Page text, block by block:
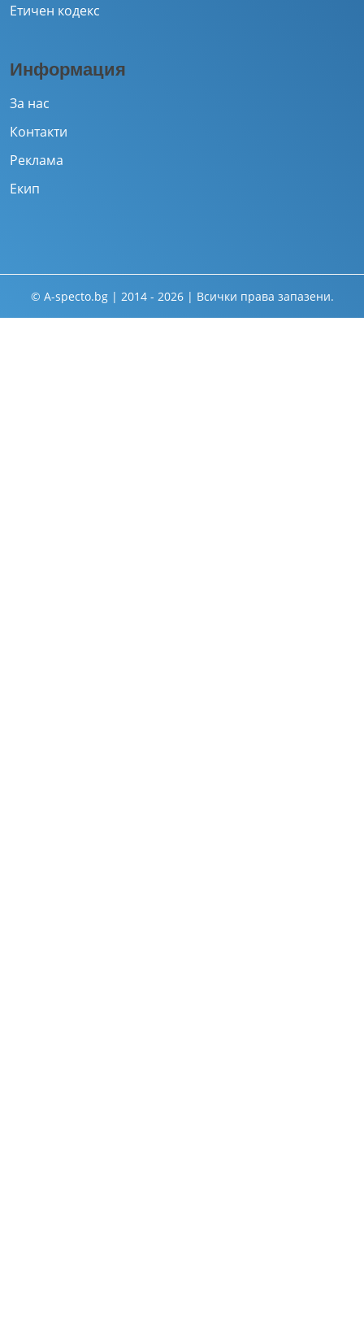
Етичен кодекс
Информация
За нас
Контакти
Реклама
Екип
© A-specto.bg | 2014 - 2026 | Всички права запазени.